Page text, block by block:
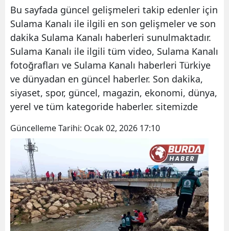
Bu sayfada güncel gelişmeleri takip edenler için
Sulama Kanalı ile ilgili en son gelişmeler ve son
dakika Sulama Kanalı haberleri sunulmaktadır.
Sulama Kanalı ile ilgili tüm video, Sulama Kanalı
fotoğrafları ve Sulama Kanalı haberleri Türkiye
ve dünyadan en güncel haberler. Son dakika,
siyaset, spor, güncel, magazin, ekonomi, dünya,
yerel ve tüm kategoride haberler. sitemizde
Güncelleme Tarihi: Ocak 02, 2026 17:10